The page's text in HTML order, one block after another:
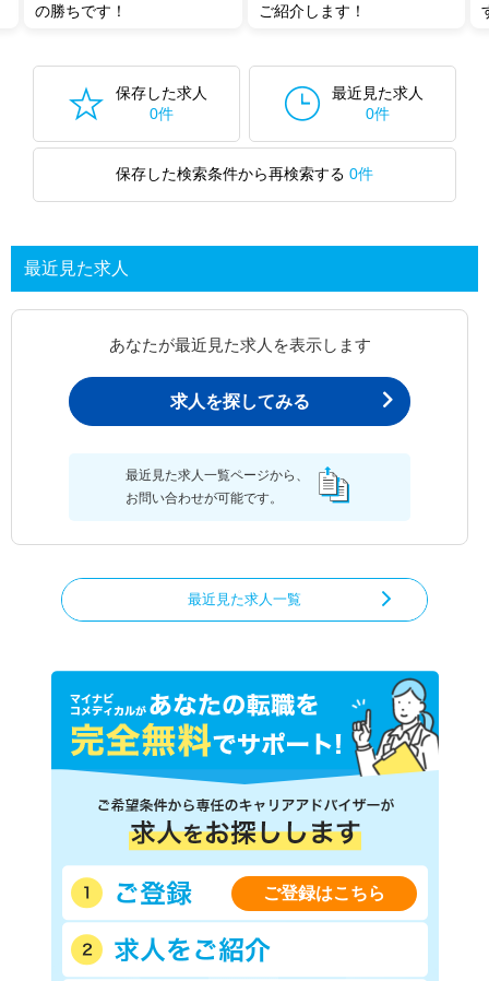
の勝ちです！
ご紹介します！
保存した求人
0件
最近見た求人
0件
保存した検索条件から再検索する 0件
最近見た求人
あなたが最近見た求人を表示します
求人を探してみる
最近見た求人一覧ページから、
お問い合わせが可能です。
最近見た求人一覧
ご登録はこちら